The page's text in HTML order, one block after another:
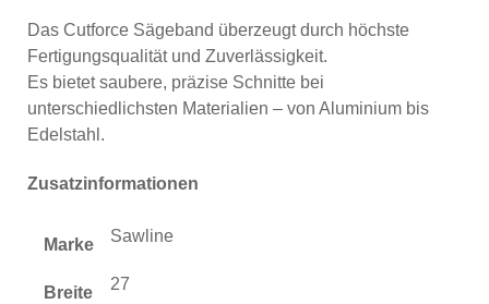
Das Cutforce Sägeband überzeugt durch höchste
Fertigungsqualität und Zuverlässigkeit.
Es bietet saubere, präzise Schnitte bei
unterschiedlichsten Materialien – von Aluminium bis
Edelstahl.
Zusatzinformationen
Marke Sawline
Breite 27